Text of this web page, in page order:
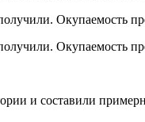
и составили